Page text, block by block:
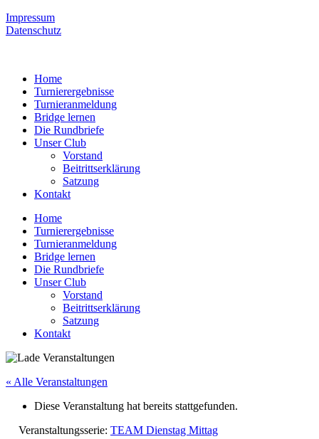
Impressum
Datenschutz
Home
Turnierergebnisse
Turnieranmeldung
Bridge lernen
Die Rundbriefe
Unser Club
Vorstand
Beitrittserklärung
Satzung
Kontakt
Home
Turnierergebnisse
Turnieranmeldung
Bridge lernen
Die Rundbriefe
Unser Club
Vorstand
Beitrittserklärung
Satzung
Kontakt
« Alle Veranstaltungen
Diese Veranstaltung hat bereits stattgefunden.
Veranstaltungsserie: TEAM Dienstag Mittag